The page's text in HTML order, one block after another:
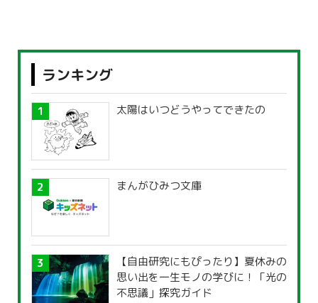
ランキング
太陽はいつどうやってできたの
まんがひみつ文庫
【自由研究にもぴったり】夏休みの
思い出を一生モノの学びに！「光の
不思議」探究ガイド